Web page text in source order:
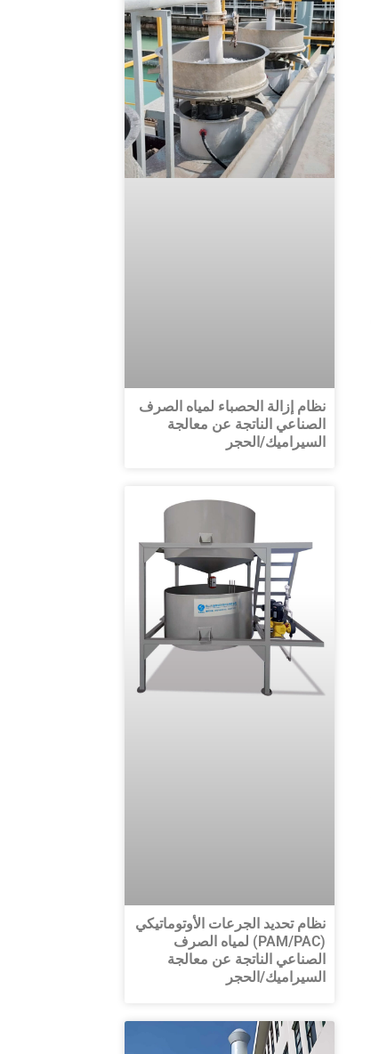
نظام إزالة الحصباء لمياه الصرف
الصناعي الناتجة عن معالجة
السيراميك/الحجر
نظام تحديد الجرعات الأوتوماتيكي
(PAM/PAC) لمياه الصرف
الصناعي الناتجة عن معالجة
السيراميك/الحجر